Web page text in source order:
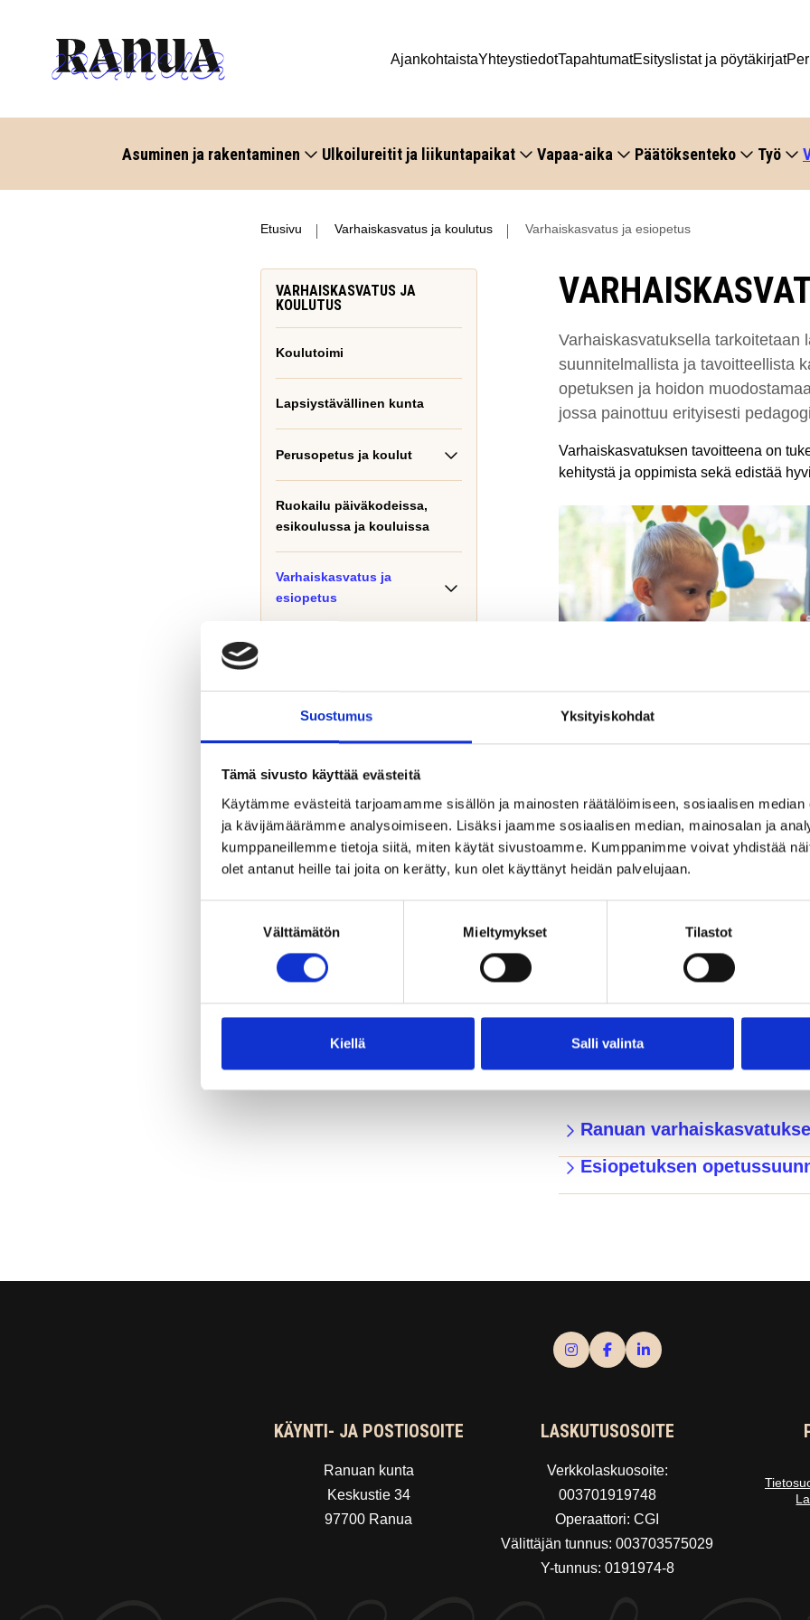
Suostumus Yksityiskohdat
Tämä sivusto käyttää evästeitä
Käytämme evästeitä tarjoamamme sisällön ja mainosten räätälöimiseen, sosiaalisen
ja kävijämäärämme analysoimiseen. Lisäksi jaamme sosiaalisen median, mainosalan ja
kumppaneillemme tietoja siitä, miten käytät sivustoamme. Kumppanimme voivat yhdistää
olet antanut heille tai joita on kerätty, kun olet käyttänyt heidän palvelujaan.
Välttämätön Mieltymykset Tilastot
Kiellä Salli valinta
AjankohtaistaYhteystiedotTapahtumatEsityslistat ja pöytäkirjat
Asuminen ja rakentaminen Ulkoilureitit ja liikuntapaikat Vapaa-aika Päätöksenteko Työ
Etusivu Varhaiskasvatus ja koulutus Varhaiskasvatus ja esiopetus
VARHAISKASVATUS JA
KOULUTUS
Koulutoimi
Lapsiystävällinen kunta
Perusopetus ja koulut
Ruokailu päiväkodeissa,
esikoulussa ja kouluissa
Varhaiskasvatus ja
esiopetus
Varhaiskasvatuksen
johtaja
etunimi.sukunimi@ranua.fi
Varhaiskasvatuksella tarkoitetaan
suunnitelmallista ja tavoitteellista
opetuksen ja hoidon
jossa painottuu erityisesti
Varhaiskasvatuksen tavoitteena on
kehitystä ja oppimista sekä edistää
Varhaiskasvatusta järjestetään
Kanervikossa ja Hillankukassa.
varhaiskasvatussuunnitelmaa, joka on
Päiväkodissa jokaiselle lapselle
varhaiskasvatussuunnitelma.
Jokaisella alle kouluikäisellä lapsella
varhaiskasvatusta. Huoltajat päättävät
osallistumisesta varhaiskasvatukseen.
edeltävä esiopetus on toiminnallisesti
ASIAKIRJOJA, LINKKEJÄ JA
Ranuan
Esiopetuksen
KÄYNTI- JA POSTIOSOITE
Ranuan kunta
Keskustie 34
97700 Ranua
LASKUTUSOSOITE
Verkkolaskuosoite:
003701919748
Operaattori: CGI
Välittäjän tunnus: 003703575029
Y-tunnus: 0191974-8